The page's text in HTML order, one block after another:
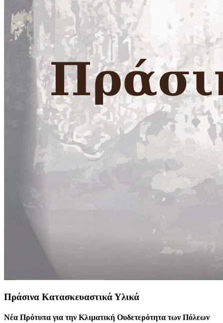
Πράσινα Κατασκευαστικά Υλικά
Νέα Πρότυπα για την Κλιματική Ουδετερότητα των Πόλεων